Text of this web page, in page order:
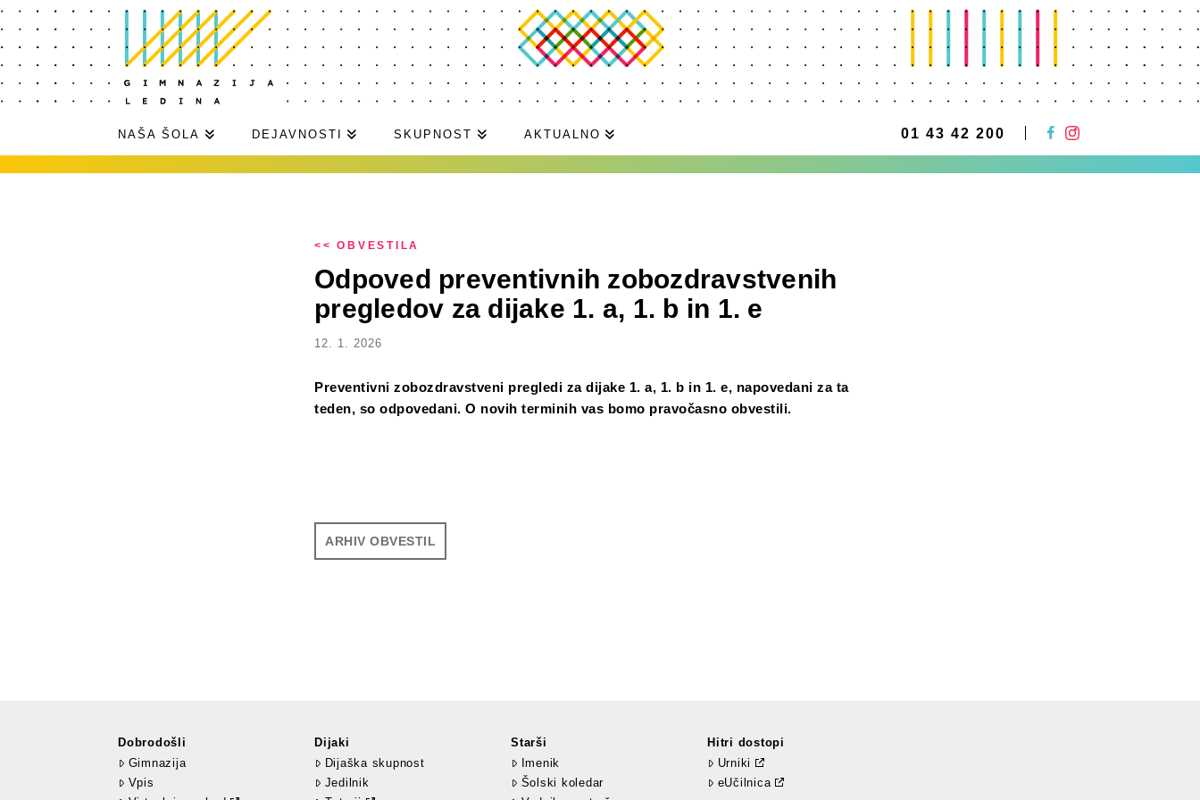
NAŠA ŠOLA DEJAVNOSTI SKUPNOST AKTUALNO 01 43 42 200
<< OBVESTILA
Odpoved preventivnih zobozdravstvenih
pregledov za dijake 1. a, 1. b in 1. e
12. 1. 2026
Preventivni zobozdravstveni pregledi za dijake 1. a, 1. b in 1. e, napovedani za ta
teden, so odpovedani. O novih terminih vas bomo pravočasno obvestili.
ARHIV OBVESTIL
Dobrodošli
Gimnazija
Vpis
Dijaki
Dijaška skupnost
Jedilnik
Starši
Imenik
Šolski koledar
Hitri dostopi
Urniki
eUčilnica